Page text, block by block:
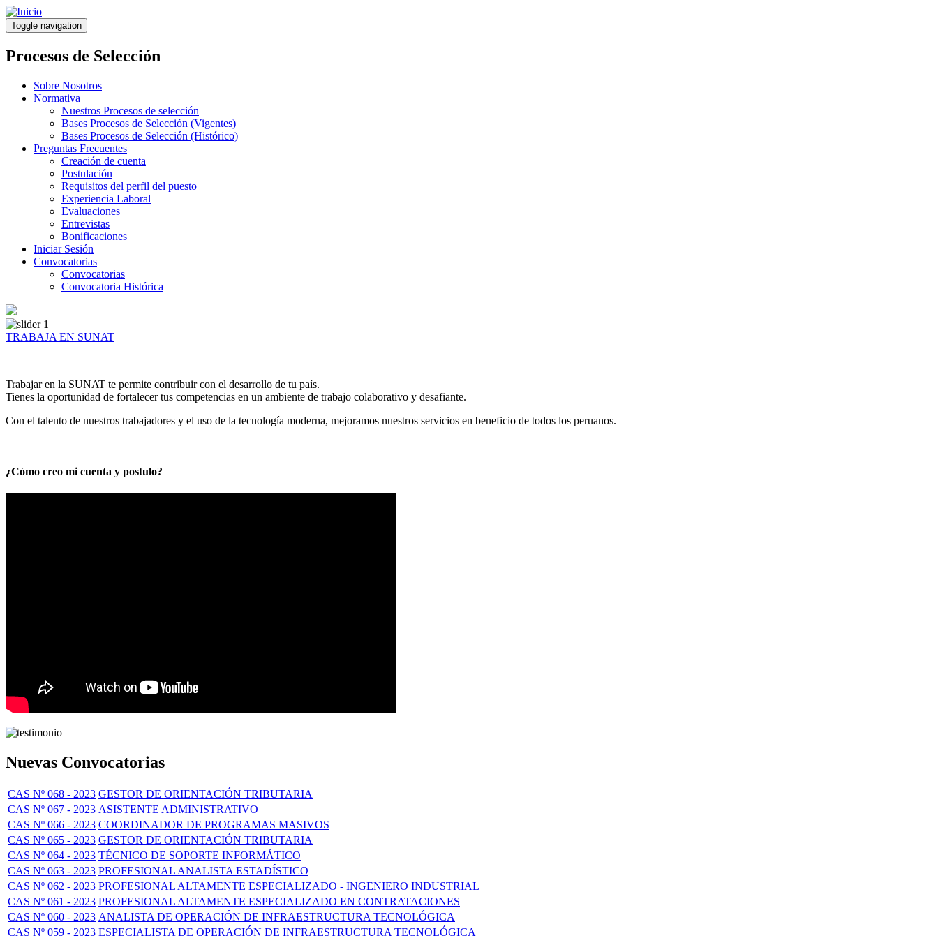
Pasar
al
contenido
principal
Toggle navigation
Procesos de Selección
Sobre Nosotros
Normativa
Nuestros Procesos de selección
Bases Procesos de Selección (Vigentes)
Bases Procesos de Selección (Histórico)
Preguntas Frecuentes
Creación de cuenta
Postulación
Requisitos del perfil del puesto
Experiencia Laboral
Evaluaciones
Entrevistas
Bonificaciones
Iniciar Sesión
Convocatorias
Convocatorias
Convocatoria Histórica
TRABAJA EN SUNAT
Trabajar en la SUNAT te permite contribuir con el desarrollo de tu país.
Tienes la oportunidad de fortalecer tus competencias en un ambiente de trabajo colaborativo y desafiante.
Con el talento de nuestros trabajadores y el uso de la tecnología moderna, mejoramos nuestros servicios en beneficio de todos los peruanos.
¿Cómo creo mi cuenta y postulo?
Nuevas Convocatorias
CAS Nº 068 - 2023 GESTOR DE ORIENTACIÓN TRIBUTARIA
CAS Nº 067 - 2023 ASISTENTE ADMINISTRATIVO
CAS Nº 066 - 2023 COORDINADOR DE PROGRAMAS MASIVOS
CAS Nº 065 - 2023 GESTOR DE ORIENTACIÓN TRIBUTARIA
CAS Nº 064 - 2023 TÉCNICO DE SOPORTE INFORMÁTICO
CAS Nº 063 - 2023 PROFESIONAL ANALISTA ESTADÍSTICO
CAS Nº 062 - 2023 PROFESIONAL ALTAMENTE ESPECIALIZADO - INGENIERO INDUSTRIAL
CAS Nº 061 - 2023 PROFESIONAL ALTAMENTE ESPECIALIZADO EN CONTRATACIONES
CAS Nº 060 - 2023 ANALISTA DE OPERACIÓN DE INFRAESTRUCTURA TECNOLÓGICA
CAS Nº 059 - 2023 ESPECIALISTA DE OPERACIÓN DE INFRAESTRUCTURA TECNOLÓGICA